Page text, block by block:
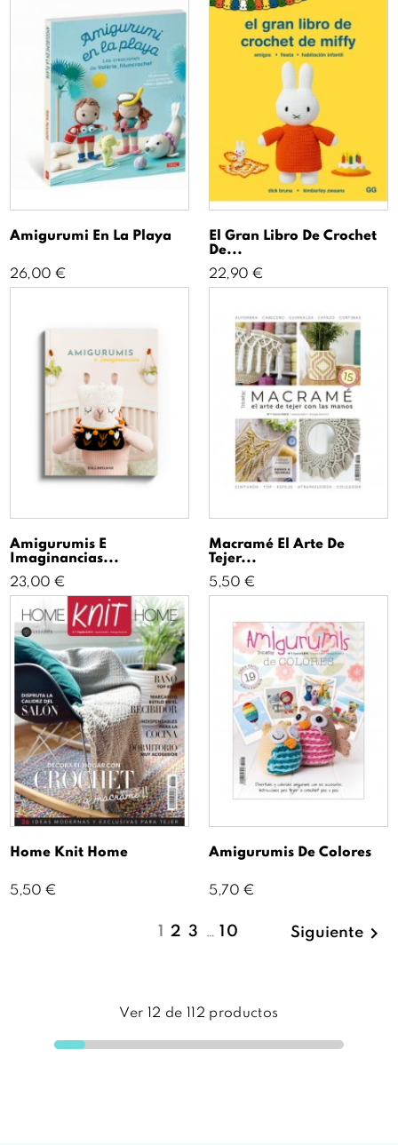
Amigurumi En La Playa
Precio
26,00 €
El Gran Libro De Crochet
De...
Precio
22,90 €
Amigurumis E
Imaginancias...
Precio
23,00 €
Macramé El Arte De
Tejer...
Precio
5,50 €
Home Knit Home
Precio
5,50 €
Amigurumis De Colores
Precio
5,70 €
1 2 3 … 10 Siguiente 
Ver 12 de 112 productos